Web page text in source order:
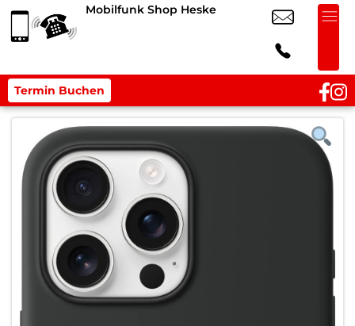
Mobilfunk Shop Heske
Termin Buchen